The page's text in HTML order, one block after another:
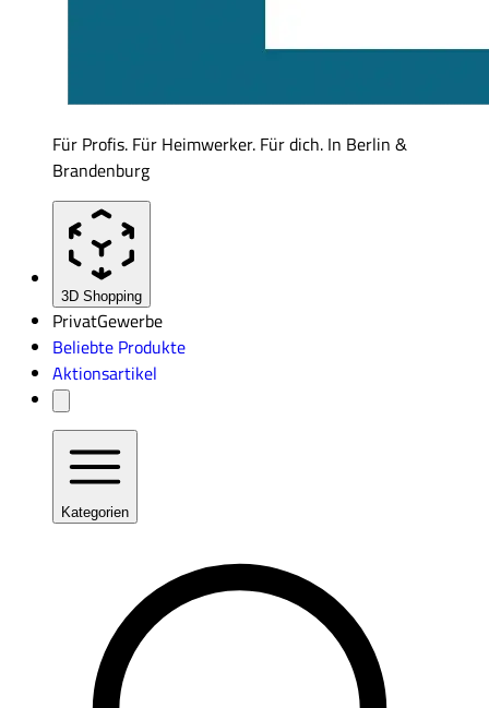
Für Profis. Für Heimwerker. Für dich. In Berlin &
Brandenburg
3D Shopping
PrivatGewerbe
Beliebte Produkte
Aktionsartikel
Kategorien